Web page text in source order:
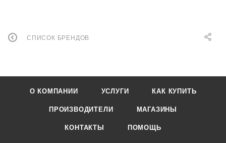
СПИСОК БРЕНДОВ
О КОМПАНИИ УСЛУГИ КАК КУПИТЬ
ПРОИЗВОДИТЕЛИ МАГАЗИНЫ
КОНТАКТЫ ПОМОЩЬ